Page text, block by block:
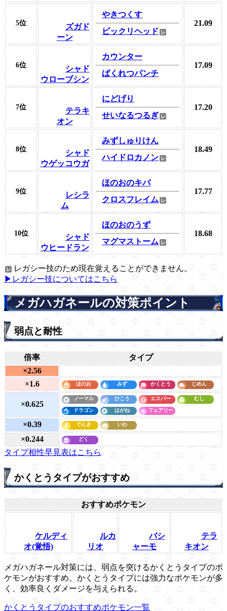
5位
ズガド
ーン
やきつくす
ビックリヘッド
21.09
6位
シャド
ウローブシン
カウンター
ばくれつパンチ
17.09
7位
テラキ
オン
にどげり
せいなるつるぎ
17.20
8位
シャド
ウゲッコウガ
みずしゅりけん
ハイドロカノン
18.49
9位
レシラ
ム
ほのおのキバ
クロスフレイム
17.77
10位
シャド
ウヒードラン
ほのおのうず
マグマストーム
18.68
レガシー技のため現在覚えることができません。
▶レガシー技についてはこちら
メガハガネールの対策ポイント
弱点と耐性
倍率
タイプ
×2.56
×1.6
×0.625
×0.39
×0.244
タイプ相性早見表はこちら
かくとうタイプがおすすめ
おすすめポケモン
ケルディ
オ(覚悟)
ルカ
リオ
バシ
ャーモ
テラ
キオン
メガハガネール対策には、弱点を突けるかくとうタイプのポ
ケモンがおすすめ。かくとうタイプには強力なポケモンが多
く、効率良くダメージを与えられる。
かくとうタイプのおすすめポケモン一覧